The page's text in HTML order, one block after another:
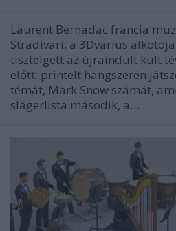
Laurent Bernadac francia
Stradivari, a 3Dvarius
tisztelgett az újraindult kult
előtt: printelt hangszerén
témát, Mark Snow számát,
slágerlista második, a…